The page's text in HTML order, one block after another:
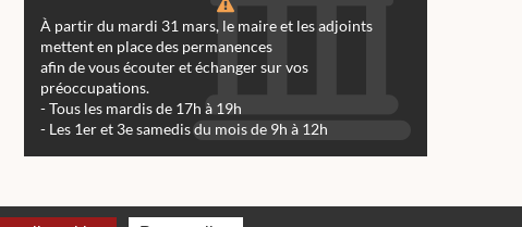
À partir du mardi 31 mars, le maire et les adjoints
mettent en place des permanences
afin de vous écouter et échanger sur vos
préoccupations.
- Tous les mardis de 17h à 19h
- Les 1er et 3e samedis du mois de 9h à 12h